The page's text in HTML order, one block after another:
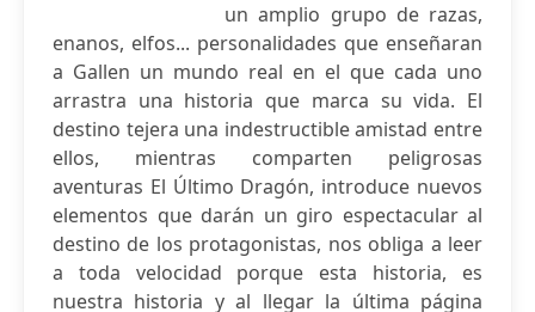
un amplio grupo de razas,
enanos, elfos... personalidades que enseñaran
a Gallen un mundo real en el que cada uno
arrastra una historia que marca su vida. El
destino tejera una indestructible amistad entre
ellos, mientras comparten peligrosas
aventuras El Último Dragón, introduce nuevos
elementos que darán un giro espectacular al
destino de los protagonistas, nos obliga a leer
a toda velocidad porque esta historia, es
nuestra historia y al llegar la última página